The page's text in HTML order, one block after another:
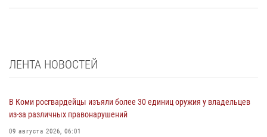
ЛЕНТА НОВОСТЕЙ
В Коми росгвардейцы изъяли более 30 единиц оружия у владельцев
из-за различных правонарушений
09 августа 2026, 06:01